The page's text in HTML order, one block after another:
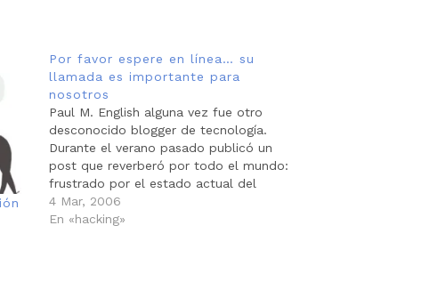
Por favor espere en línea… su
llamada es importante para
nosotros
Paul M. English alguna vez fue otro
desconocido blogger de tecnología.
Durante el verano pasado publicó un
post que reverberó por todo el mundo:
frustrado por el estado actual del
servicio al cliente, English hizo una
chuleta de cómo alcanzar una voz
4 Mar, 2006
En «hacking»